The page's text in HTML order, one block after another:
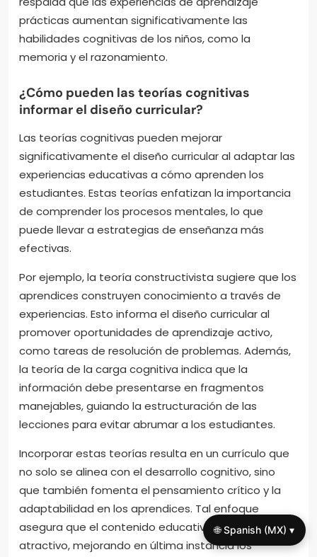
prácticas aumentan significativamente las
habilidades cognitivas de los niños, como la
memoria y el razonamiento.
¿Cómo pueden las teorías cognitivas
informar el diseño curricular?
Las teorías cognitivas pueden mejorar
significativamente el diseño curricular al adaptar las
experiencias educativas a cómo aprenden los
estudiantes. Estas teorías enfatizan la importancia
de comprender los procesos mentales, lo que
puede llevar a estrategias de enseñanza más
efectivas.
Por ejemplo, la teoría constructivista sugiere que los
aprendices construyen conocimiento a través de
experiencias. Esto informa el diseño curricular al
promover oportunidades de aprendizaje activo,
como tareas de resolución de problemas. Además,
la teoría de la carga cognitiva indica que la
información debe presentarse en fragmentos
manejables, guiando la estructuración de las
lecciones para evitar abrumar a los estudiantes.
Incorporar estas teorías resulta en un currículo que
no solo se alinea con el desarrollo cognitivo, sino
que también fomenta el pensamiento crítico y la
adaptabilidad en los aprendices. Tal enfoque
asegura que el contenido educativo sea relevante y
atractivo, mejorando en última instancia los
🌐 Spanish (MX) ▾